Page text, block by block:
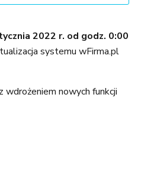
2022 r. od godz. 0:00
systemu wFirma.pl
nowych funkcji